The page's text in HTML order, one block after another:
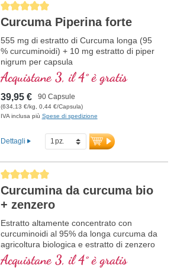
Average rating of 5 out of 5 stars
Curcuma Piperina forte
555 mg di estratto di Curcuma longa (95
% curcuminoidi) + 10 mg estratto di piper
nigrum per capsula
Acquistane 3, il 4° è gratis
39,95 € 90 Capsule
(634,13 €/kg, 0,44 €/Capsula)
IVA inclusa più Spese di spedizione
Dettagli
Average rating of 5 out of 5 stars
Curcumina da curcuma bio
+ zenzero
Estratto altamente concentrato con
curcuminoidi al 95% da longa curcuma da
agricoltura biologica e estratto di zenzero
da agricoltura biologica, in vetro violetto di
alta qualità.
Acquistane 3, il 4° è gratis